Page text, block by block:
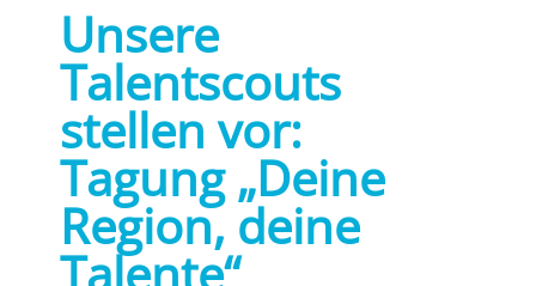
Unsere
Talentscouts
stellen vor:
Tagung „Deine
Region, deine